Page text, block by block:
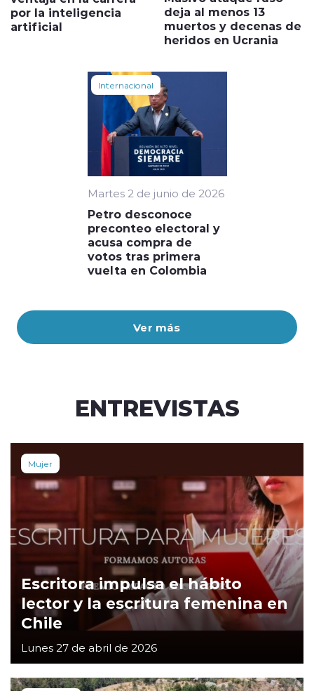
Ver más
por la inteligencia
artificial
deja al menos 13
muertos y decenas de
heridos en Ucrania
Internacional
Martes 2 de junio de 2026
Petro desconoce
preconteo electoral y
acusa compra de
votos tras primera
vuelta en Colombia
ENTREVISTAS
Mujer
Escritora impulsa el hábito
lector y la escritura femenina en
Chile
Lunes 27 de abril de 2026